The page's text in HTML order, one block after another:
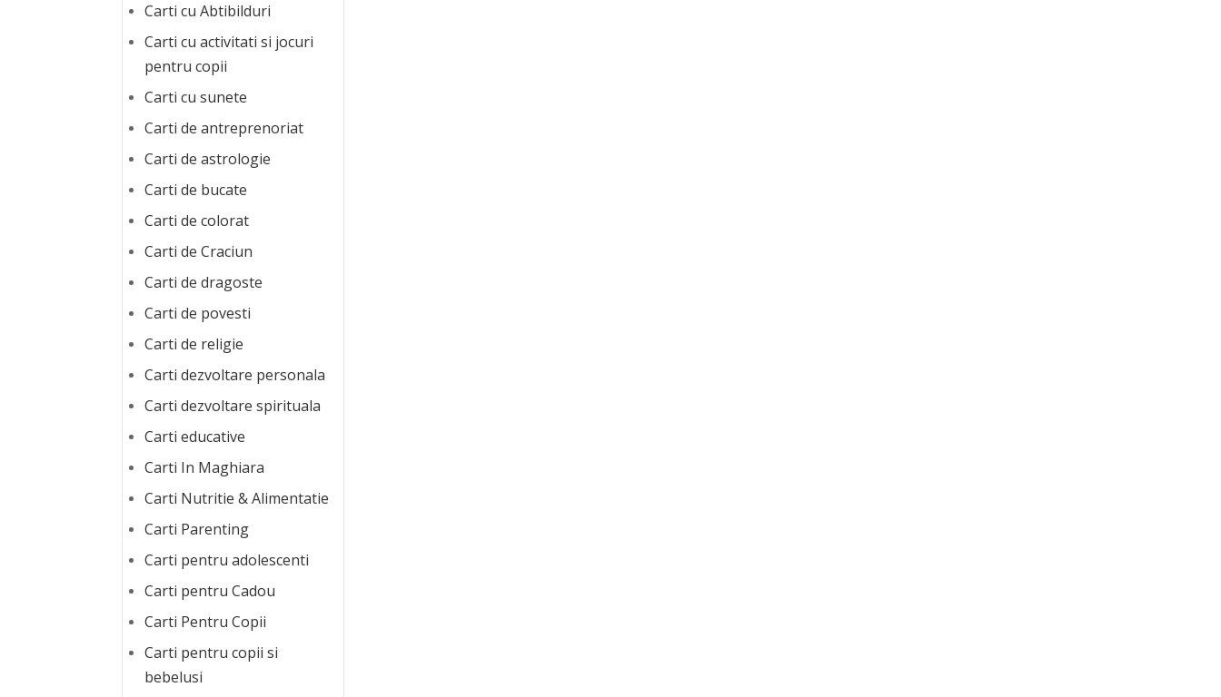
Carti cu Abtibilduri
Carti cu activitati si jocuri
pentru copii
Carti cu sunete
Carti de antreprenoriat
Carti de astrologie
Carti de bucate
Carti de colorat
Carti de Craciun
Carti de dragoste
Carti de povesti
Carti de religie
Carti dezvoltare personala
Carti dezvoltare spirituala
Carti educative
Carti In Maghiara
Carti Nutritie & Alimentatie
Carti Parenting
Carti pentru adolescenti
Carti pentru Cadou
Carti Pentru Copii
Carti pentru copii si
bebelusi